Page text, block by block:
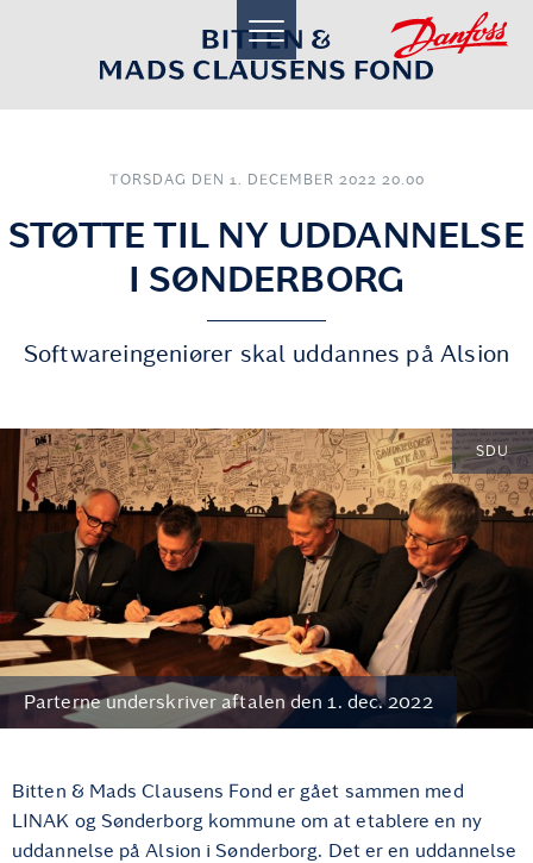
toggle
navigation
TORSDAG DEN 1. DECEMBER 2022 20.00
STØTTE TIL NY UDDANNELSE
I SØNDERBORG
Softwareingeniører skal uddannes på Alsion
Parterne underskriver aftalen den 1. dec. 2022
SDU
Bitten & Mads Clausens Fond er gået sammen med
LINAK og Sønderborg kommune om at etablere en ny
uddannelse på Alsion i Sønderborg. Det er en uddannelse